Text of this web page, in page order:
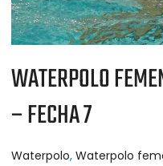
WATERPOLO
– FECHA 7
Waterpolo, Waterpolo